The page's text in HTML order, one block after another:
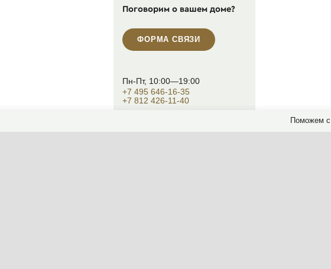
Поможем
Поговорим о вашем доме?
ФОРМА СВЯЗИ
Пн-Пт, 10:00—19:00
+7 495 646-16-35
+7 812 426-11-40